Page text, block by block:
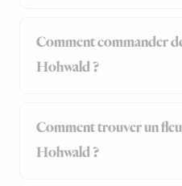
Comment commander
Hohwald ?
Comment trouver un
Hohwald ?